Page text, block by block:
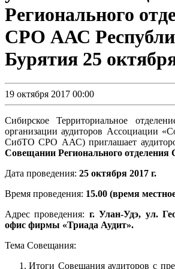
Регионального
СРО ААС
Бурятия 25
19 октября 2017 00:00
Сибирское Территориальное
организации аудиторов Ассоциации
СибТО СРО ААС) приглашает
Совещании Регионального
Дата проведения: 25 октября 2017 г.
Время проведения: 15.00 (время
Адрес проведения: г. Улан-Удэ, ул.
офис фирмы «Триада Аудит».
Тема Совещания:
Итоги Совещания аудиторов с